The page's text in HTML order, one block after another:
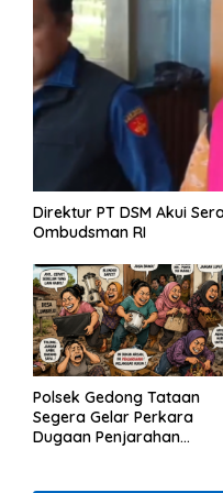
Direktur PT DSM Akui
Ombudsman RI
Polsek Gedong Tataan
Segera Gelar Perkara
Dugaan Penjarahan